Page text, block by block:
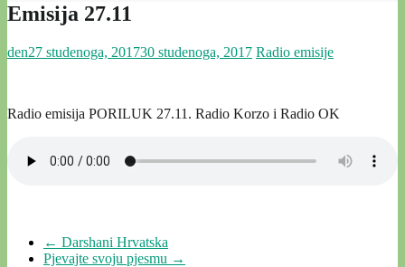
Emisija 27.11
den27 studenoga, 201730 studenoga, 2017 Radio emisije
Radio emisija PORILUK 27.11. Radio Korzo i Radio OK
← Darshani Hrvatska
Pjevajte svoju pjesmu →